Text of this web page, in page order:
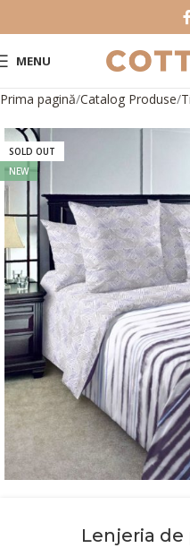
MENU
Prima pagină Catalog Produse
SOLD OUT
NEW
Lenjeria de